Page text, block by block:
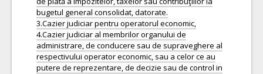
bugetul general consolidat, datorate.
3.Cazier judiciar pentru operatorul economic,
4.Cazier judiciar al membrilor organului de
administrare, de conducere sau de supraveghere al
respectivului operator economic, sau a celor ce au
putere de reprezentare, de decizie sau de control in